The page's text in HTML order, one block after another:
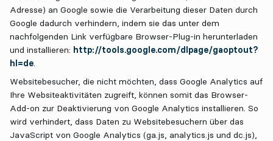
Adresse) an Google sowie die Verarbeitung dieser Daten durch
Google dadurch verhindern, indem sie das unter dem
nachfolgenden Link verfügbare Browser-Plug-in herunterladen
und installieren: http://tools.google.com/dlpage/gaoptout?
hl=de.
Websitebesucher, die nicht möchten, dass Google Analytics auf
Ihre Websiteaktivitäten zugreift, können somit das Browser-
Add-on zur Deaktivierung von Google Analytics installieren. So
wird verhindert, dass Daten zu Websitebesuchern über das
JavaScript von Google Analytics (ga.js, analytics.js und dc.js),